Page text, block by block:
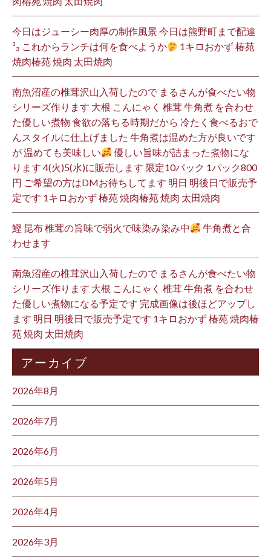
今日はジューシー肉厚の制作風景 今日は熊野町まで配達
³₃ これからランチは何を食べようか
1キロおかず 椿苑
焼肉椿苑 焼肉 太田焼肉
南魚沼産の椎茸沢山入荷したので まるさんが食べたい物
シリーズ作ります 大根 こんにゃく 椎茸 牛角煮 を合わせ
た優しい煮物 食欲の落ちる時期だから 冷たく食べるおで
んスタイルに仕上げました 牛角煮は温めた方が良いです
が 温めても美味しい
優しい旨味が詰まった煮物にな
ります 4(火)5(水)に販売します 限定10パック 1パック800
円 ご希望の方はDMお待ちしてます 明日 明後日で販売予
定です 1キロおかず 椿苑 焼肉椿苑 焼肉 太田焼肉
鰹 昆布 椎茸の旨味で弱火で味染み染み中
牛角煮と合
わせます
南魚沼産の椎茸沢山入荷したので まるさんが食べたい物
シリーズ作ります 大根 こんにゃく 椎茸 牛角煮 を合わせ
た優しい煮物になる予定です 完成画像は後ほどアップし
ます 明日 明後日で販売予定です 1キロおかず 椿苑 焼肉椿
苑 焼肉 太田焼肉
アーカイブ
2026年8月
2026年7月
2026年6月
2026年5月
2026年4月
2026年3月